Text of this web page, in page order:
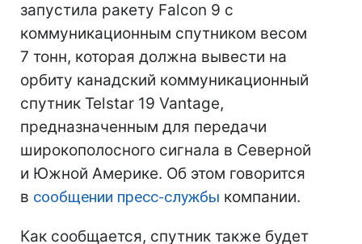
запустила ракету Falcon 9 с
коммуникационным спутником весом
7 тонн, которая должна вывести на
орбиту канадский коммуникационный
спутник Telstar 19 Vantage,
предназначенным для передачи
широкополосного сигнала в Северной
и Южной Америке. Об этом говорится
в сообщении пресс-службы компании.
Как сообщается, спутник также будет